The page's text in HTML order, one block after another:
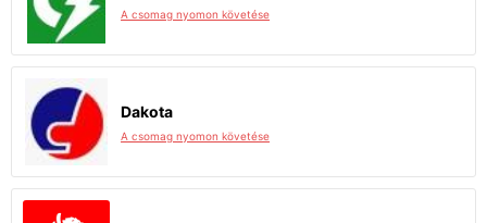
A csomag nyomon követése
Dakota
A csomag nyomon követése